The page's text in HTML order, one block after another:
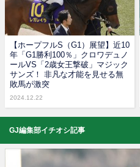
【ホープフルS（G1）展望】近10
年「G1勝利100％」クロワデュノ
ールVS「2歳女王撃破」マジック
サンズ！ 非凡な才能を見せる無
敗馬が激突
2024.12.22
GJ編集部イチオシ記事